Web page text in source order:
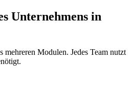
Unternehmens in
mehreren Modulen. Jedes Team nutzt